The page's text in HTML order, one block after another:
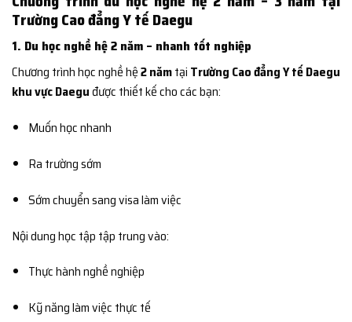
Trường Cao đẳng Y tế Daegu
1. Du học nghề hệ 2 năm – nhanh tốt nghiệp
Chương trình học nghề hệ2 nămtại Trường Cao đẳng Y tế Daegu
khu vực Daeguđược thiết kế cho các bạn:
Muốn học nhanh
Ra trường sớm
Sớm chuyển sang visa làm việc
Nội dung học tập tập trung vào:
Thực hành nghề nghiệp
Kỹ năng làm việc thực tế